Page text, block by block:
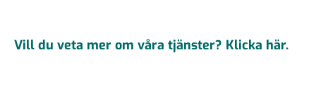
Vill du veta mer om våra tjänster? Klicka här.